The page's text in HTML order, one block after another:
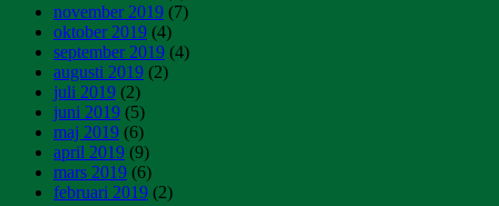
november 2019 (7)
oktober 2019 (4)
september 2019 (4)
augusti 2019 (2)
juli 2019 (2)
juni 2019 (5)
maj 2019 (6)
april 2019 (9)
mars 2019 (6)
februari 2019 (2)